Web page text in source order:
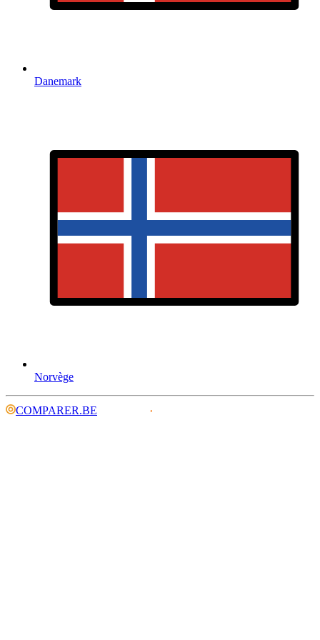
Danemark
Norvège
COMPARER.BE